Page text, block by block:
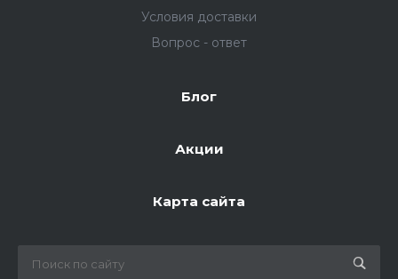
Условия доставки
Вопрос - ответ
Блог
Акции
Карта сайта